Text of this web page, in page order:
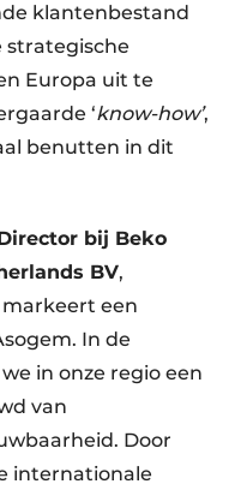
klantenbestand
strategische
Europa uit te
‘know-how’,
benutten in dit
bij Beko
BV,
markeert een
In de
in onze regio een
van
Door
internationale